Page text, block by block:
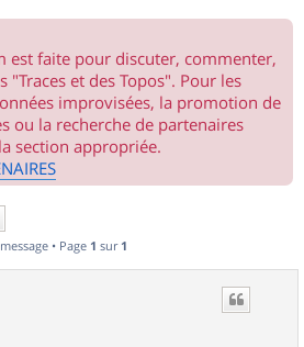
est faite pour discuter, commenter,
et des Topos". Pour les
improvisées, la promotion de
ou la recherche de partenaires
section appropriée.
• Page 1 sur 1